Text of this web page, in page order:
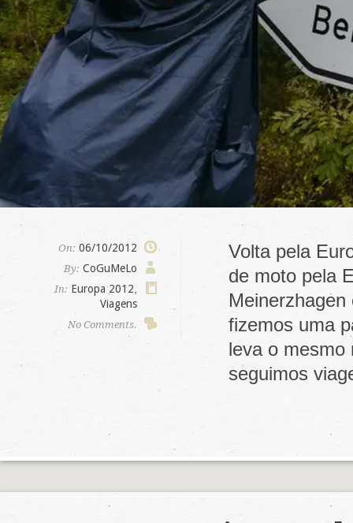
On: 06/10/2012
By: CoGuMeLo
In: Europa 2012
Viagens
No Comments.
Volta pela
de moto pela
fizemos uma
leva o mesmo
seguimos